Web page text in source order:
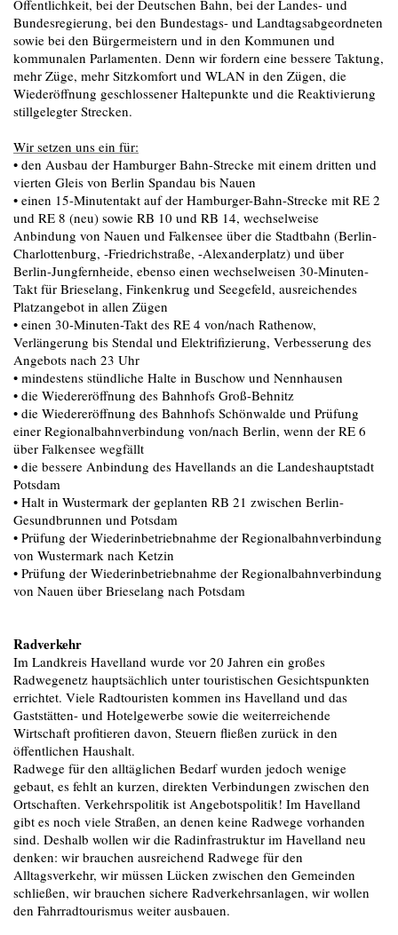
Öffentlichkeit, bei der Deutschen Bahn, bei der Landes- und
Bundesregierung, bei den Bundestags- und Landtagsabgeordneten
sowie bei den Bürgermeistern und in den Kommunen und
kommunalen Parlamenten. Denn wir fordern eine bessere Taktung,
mehr Züge, mehr Sitzkomfort und WLAN in den Zügen, die
Wiederöffnung geschlossener Haltepunkte und die Reaktivierung
stillgelegter Strecken.
Wir setzen uns ein für:
• den Ausbau der Hamburger Bahn-Strecke mit einem dritten und
vierten Gleis von Berlin Spandau bis Nauen
• einen 15-Minutentakt auf der Hamburger-Bahn-Strecke mit RE 2
und RE 8 (neu) sowie RB 10 und RB 14, wechselweise
Anbindung von Nauen und Falkensee über die Stadtbahn (Berlin-
Charlottenburg, -Friedrichstraße, -Alexanderplatz) und über
Berlin-Jungfernheide, ebenso einen wechselweisen 30-Minuten-
Takt für Brieselang, Finkenkrug und Seegefeld, ausreichendes
Platzangebot in allen Zügen
• einen 30-Minuten-Takt des RE 4 von/nach Rathenow,
Verlängerung bis Stendal und Elektrifizierung, Verbesserung des
Angebots nach 23 Uhr
• mindestens stündliche Halte in Buschow und Nennhausen
• die Wiedereröffnung des Bahnhofs Groß-Behnitz
• die Wiedereröffnung des Bahnhofs Schönwalde und Prüfung
einer Regionalbahnverbindung von/nach Berlin, wenn der RE 6
über Falkensee wegfällt
• die bessere Anbindung des Havellands an die Landeshauptstadt
Potsdam
• Halt in Wustermark der geplanten RB 21 zwischen Berlin-
Gesundbrunnen und Potsdam
• Prüfung der Wiederinbetriebnahme der Regionalbahnverbindung
von Wustermark nach Ketzin
• Prüfung der Wiederinbetriebnahme der Regionalbahnverbindung
von Nauen über Brieselang nach Potsdam
Radverkehr
Im Landkreis Havelland wurde vor 20 Jahren ein großes
Radwegenetz hauptsächlich unter touristischen Gesichtspunkten
errichtet. Viele Radtouristen kommen ins Havelland und das
Gaststätten- und Hotelgewerbe sowie die weiterreichende
Wirtschaft profitieren davon, Steuern fließen zurück in den
öffentlichen Haushalt.
Radwege für den alltäglichen Bedarf wurden jedoch wenige
gebaut, es fehlt an kurzen, direkten Verbindungen zwischen den
Ortschaften. Verkehrspolitik ist Angebotspolitik! Im Havelland
gibt es noch viele Straßen, an denen keine Radwege vorhanden
sind. Deshalb wollen wir die Radinfrastruktur im Havelland neu
denken: wir brauchen ausreichend Radwege für den
Alltagsverkehr, wir müssen Lücken zwischen den Gemeinden
schließen, wir brauchen sichere Radverkehrsanlagen, wir wollen
den Fahrradtourismus weiter ausbauen.